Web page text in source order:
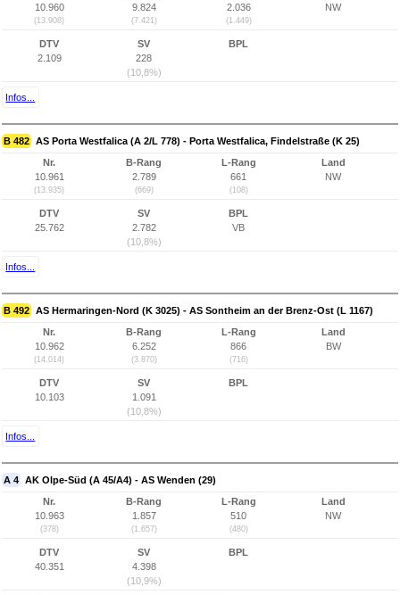
10.960
(13.908)
9.824
(7.421)
2.036
(1.449)
NW
DTV
2.109
SV
228
(10,8%)
BPL
Infos...
B 482 AS Porta Westfalica (A 2/L 778) - Porta Westfalica, Findelstraße (K 25)
Nr.
10.961
(13.935)
B-Rang
2.789
(669)
L-Rang
661
(108)
Land
NW
DTV
25.762
SV
2.782
(10,8%)
BPL
VB
Infos...
B 492 AS Hermaringen-Nord (K 3025) - AS Sontheim an der Brenz-Ost (L 1167)
Nr.
10.962
(14.014)
B-Rang
6.252
(3.870)
L-Rang
866
(716)
Land
BW
DTV
10.103
SV
1.091
(10,8%)
BPL
Infos...
A 4 AK Olpe-Süd (A 45/A4) - AS Wenden (29)
Nr.
10.963
(378)
B-Rang
1.857
(1.657)
L-Rang
510
(480)
Land
NW
DTV
40.351
SV
4.398
(10,9%)
BPL